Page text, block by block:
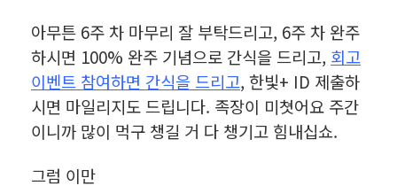
아무튼 6주 차 마무리 잘 부탁드리고, 6주 차 완주
하시면 100% 완주 기념으로 간식을 드리고, 회고
이벤트 참여하면 간식을 드리고, 한빛+ ID 제출하
시면 마일리지도 드립니다. 족장이 미쳣어요 주간
이니까 많이 먹구 챙길 거 다 챙기고 힘내십쇼.
그럼 이만